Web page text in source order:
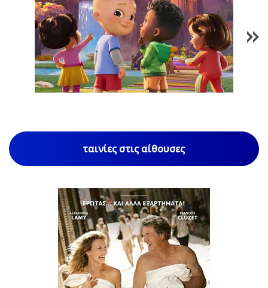
1/85
ταινίες στις αίθουσες